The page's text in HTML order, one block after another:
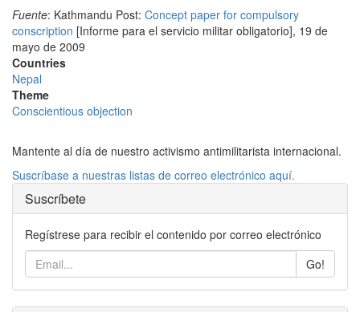
Fuente: Kathmandu Post: Concept paper for compulsory
conscription [Informe para el servicio militar obligatorio], 19 de
mayo de 2009
Countries
Nepal
Theme
Conscientious objection
Mantente al día de nuestro activismo antimilitarista internacional.
Suscríbase a nuestras listas de correo electrónico aquí.
Suscríbete
Regístrese para recibir el contenido por correo electrónico
Go!